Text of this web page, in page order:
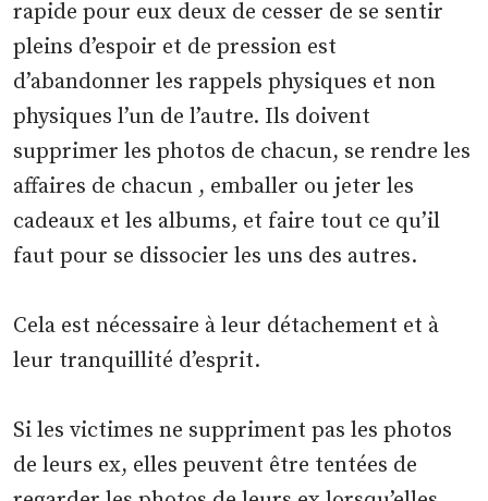
rapide pour eux deux de cesser de se sentir
pleins d’espoir et de pression est
d’abandonner les rappels physiques et non
physiques l’un de l’autre. Ils doivent
supprimer les photos de chacun, se rendre les
affaires de chacun , emballer ou jeter les
cadeaux et les albums, et faire tout ce qu’il
faut pour se dissocier les uns des autres.
Cela est nécessaire à leur détachement et à
leur tranquillité d’esprit.
Si les victimes ne suppriment pas les photos
de leurs ex, elles peuvent être tentées de